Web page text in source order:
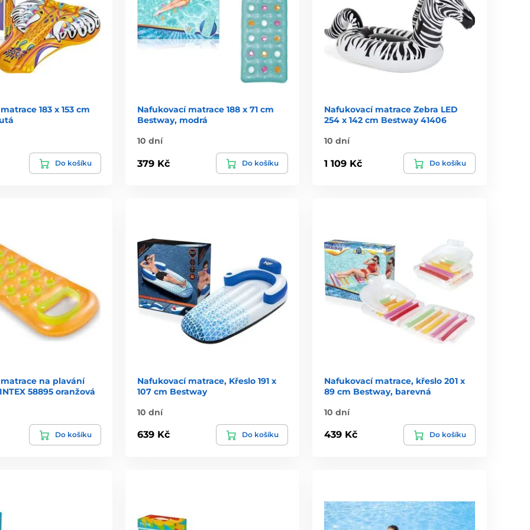
183 x 153 cm
Do košíku
Nafukovací matrace 188 x 71 cm
Bestway, modrá
10 dní
379 Kč Do košíku
Nafukovací matrace Zebra LED
254 x 142 cm Bestway 41406
10 dní
1 109 Kč Do košíku
na plavání
58895 oranžová
Do košíku
Nafukovací matrace, Křeslo 191 x
107 cm Bestway
10 dní
639 Kč Do košíku
Nafukovací matrace, křeslo 201 x
89 cm Bestway, barevná
10 dní
439 Kč Do košíku